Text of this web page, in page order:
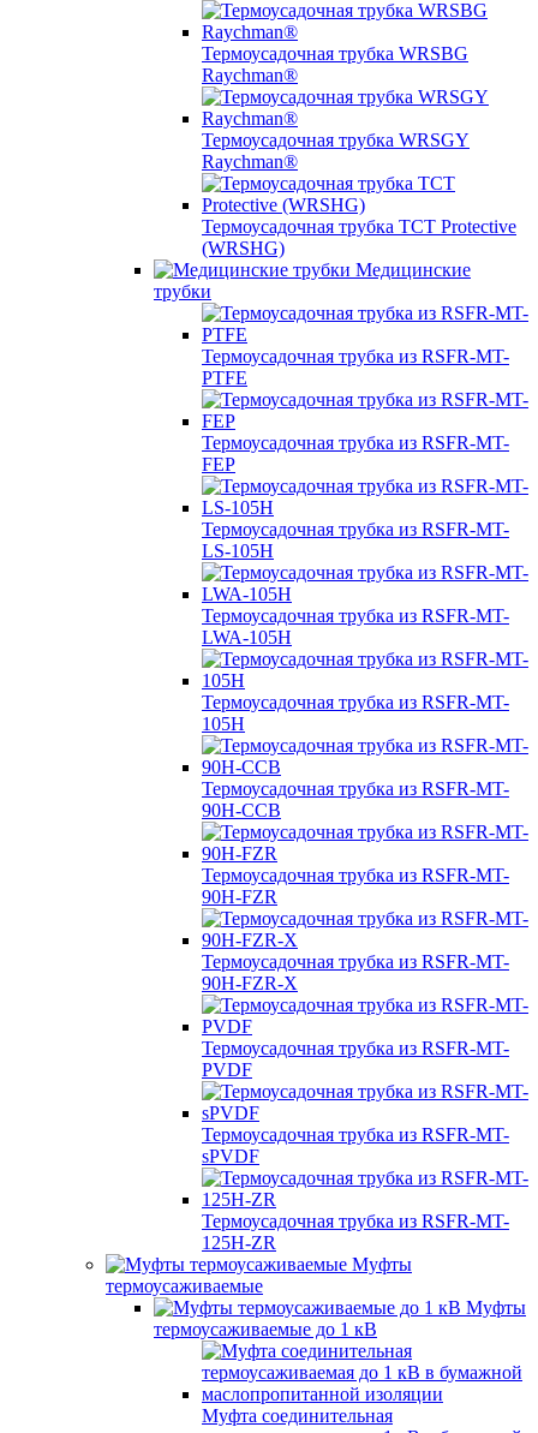
Термоусадочная трубка WRSBG
Raychman®
Термоусадочная трубка WRSGY
Raychman®
Термоусадочная трубка TCT Protective
(WRSHG)
Медицинские
трубки
Термоусадочная трубка из RSFR-MT-
PTFE
Термоусадочная трубка из RSFR-MT-
FEP
Термоусадочная трубка из RSFR-MT-
LS-105H
Термоусадочная трубка из RSFR-MT-
LWA-105H
Термоусадочная трубка из RSFR-MT-
105H
Термоусадочная трубка из RSFR-MT-
90H-CCB
Термоусадочная трубка из RSFR-MT-
90H-FZR
Термоусадочная трубка из RSFR-MT-
90H-FZR-X
Термоусадочная трубка из RSFR-MT-
PVDF
Термоусадочная трубка из RSFR-MT-
sPVDF
Термоусадочная трубка из RSFR-MT-
125H-ZR
Муфты
термоусаживаемые
Муфты
термоусаживаемые до 1 кВ
Муфта соединительная